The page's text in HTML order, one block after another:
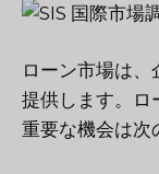
ローン市場は
提供します。ロ
重要な機会は次